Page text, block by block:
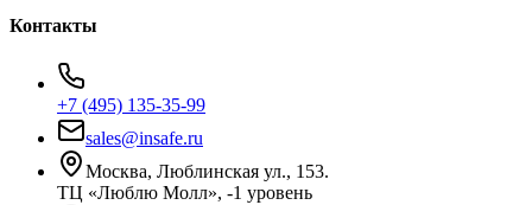
Контакты
+7 (495) 135-35-99
sales@insafe.ru
Москва, Люблинская ул., 153.
ТЦ «Люблю Молл», -1 уровень